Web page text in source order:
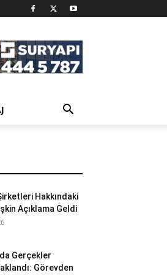
Hakkındaki
Açıklama Geldi
Gerçekler
Görevden